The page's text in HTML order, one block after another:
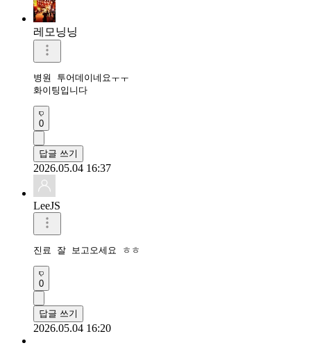
레모닝닝
병원 투어데이네요ㅜㅜ
화이팅입니다
0
답글 쓰기
2026.05.04 16:37
LeeJS
진료 잘 보고오세요 ㅎㅎ
0
답글 쓰기
2026.05.04 16:20